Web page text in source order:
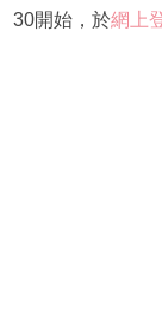
30開始，於網上